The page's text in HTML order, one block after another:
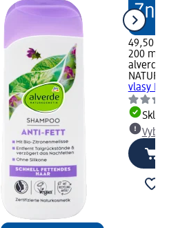
49,50 Kč
200 ml
alverde
vlasy